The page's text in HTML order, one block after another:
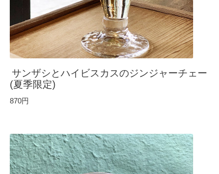
サンザシとハイビスカスのジンジャーチェー
(夏季限定)
870円